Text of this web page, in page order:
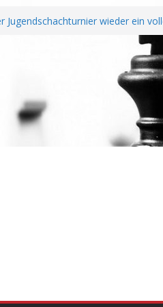
Jugendschachturnier wieder ein
unterzeichnen Fairplay
erfolgreichem Rheinland-Pfalz
Wiederaufstieg perfekt